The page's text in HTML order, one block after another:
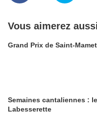
Vous aimerez
Grand Prix de Saint-Mamet
Semaines cantaliennes :
Labesserette